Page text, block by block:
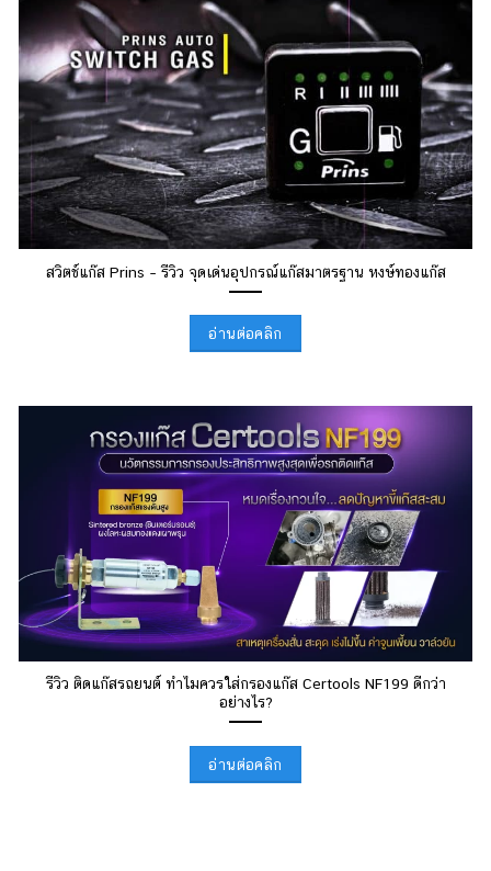
สวิตช์แก๊ส Prins – รีวิว จุดเด่นอุปกรณ์แก๊สมาตรฐาน หงษ์ทองแก๊ส
อ่านต่อคลิก
รีวิว ติดแก๊สรถยนต์ ทำไมควรใส่กรองแก๊ส Certools NF199 ดีกว่า
อย่างไร?
อ่านต่อคลิก